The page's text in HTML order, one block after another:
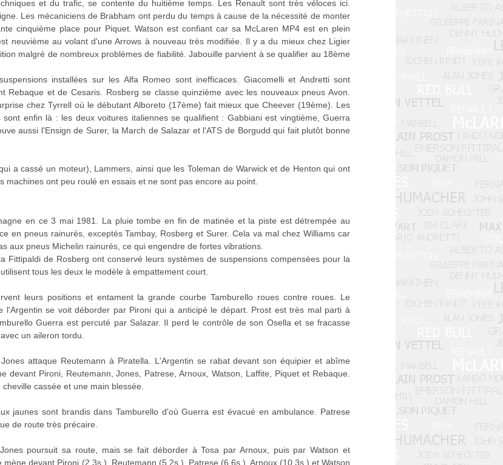
et du trafic, se contente du huitième temps. Les Renault sont très véloces ici.
Les mécaniciens de Brabham ont perdu du temps à cause de la nécessité de monter
cinquième place pour Piquet. Watson est confiant car sa McLaren MP4 est en plein
neuvième au volant d'une Arrows à nouveau très modifiée. Il y a du mieux chez Ligier
malgré de nombreux problèmes de fiabilité. Jabouille parvient à se qualifier au 18ème
installées sur les Alfa Romeo sont inefficaces. Giacomelli et Andretti sont
Rebaque et de Cesaris. Rosberg se classe quinzième avec les nouveaux pneus Avon.
chez Tyrrell où le débutant Alboreto (17ème) fait mieux que Cheever (19ème). Les
enfin là : les deux voitures italiennes se qualifient : Gabbiani est vingtième, Guerra
aussi l'Ensign de Surer, la March de Salazar et l'ATS de Borgudd qui fait plutôt bonne
a cassé un moteur), Lammers, ainsi que les Toleman de Warwick et de Henton qui ont
machines ont peu roulé en essais et ne sont pas encore au point.
en ce 3 mai 1981. La pluie tombe en fin de matinée et la piste est détrempée au
en pneus rainurés, exceptés Tambay, Rosberg et Surer. Cela va mal chez Williams car
aux pneus Michelin rainurés, ce qui engendre de fortes vibrations.
Fittipaldi de Rosberg ont conservé leurs systèmes de suspensions compensées pour la
tous les deux le modèle à empattement court.
leurs positions et entament la grande courbe Tamburello roues contre roues. Le
l'Argentin se voit déborder par Pironi qui a anticipé le départ. Prost est très mal parti à
Guerra est percuté par Salazar. Il perd le contrôle de son Osella et se fracasse
un aileron tordu.
attaque Reutemann à Piratella. L'Argentin se rabat devant son équipier et abîme
devant Pironi, Reutemann, Jones, Patrese, Arnoux, Watson, Laffite, Piquet et Rebaque.
cassée et une main blessée.
jaunes sont brandis dans Tamburello d'où Guerra est évacué en ambulance. Patrese
de route très précaire.
poursuit sa route, mais se fait déborder à Tosa par Arnoux, puis par Watson et
devant Pironi (2.3s.), Reutemann (5.2s.), Patrese (6.6s.), Arnoux (10.3s.) et Watson